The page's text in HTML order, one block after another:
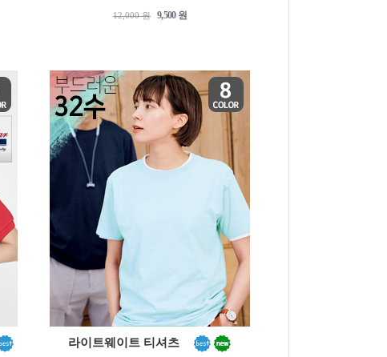
12,000 원 9,500 원
라이트웨이트 티셔츠